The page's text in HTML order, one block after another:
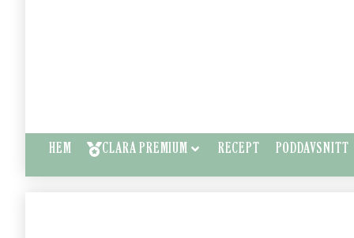
HEM CLARA PREMIUM RECEPT PODDAVSNITT